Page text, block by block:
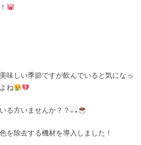
味しい季節ですが飲んでいると気になっ
ね
る方いませんか？？
を除去する機材を導入しました！